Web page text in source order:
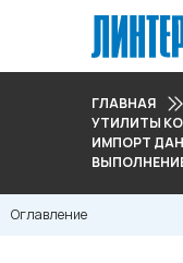
ГЛАВНАЯ
УТИЛИТЫ
ИМПОРТ
Оглавление